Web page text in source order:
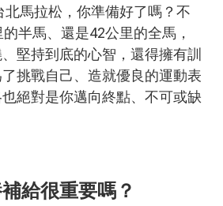
馬拉松，你準備好了嗎？不
半馬、還是42公里的全馬，
堅持到底的心智，還得擁有訓
挑戰自己、造就優良的運動表
絕對是你邁向終點、不可或缺
給很重要嗎？